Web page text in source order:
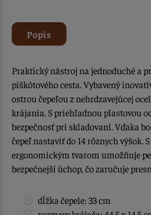
Popis
Praktický nástroj na jednoduché a
piškótového cesta. Vybavený
ostrou čepeľou z nehrdzavejúcej
krájania. S priehľadnou plastovou
bezpečnosť pri skladovaní. Vďaka
čepeľ nastaviť do 14 rôznych výšok.
ergonomickým tvarom umožňuje
bezpečnejší úchop, čo zaručuje
dĺžka čepele: 33 cm